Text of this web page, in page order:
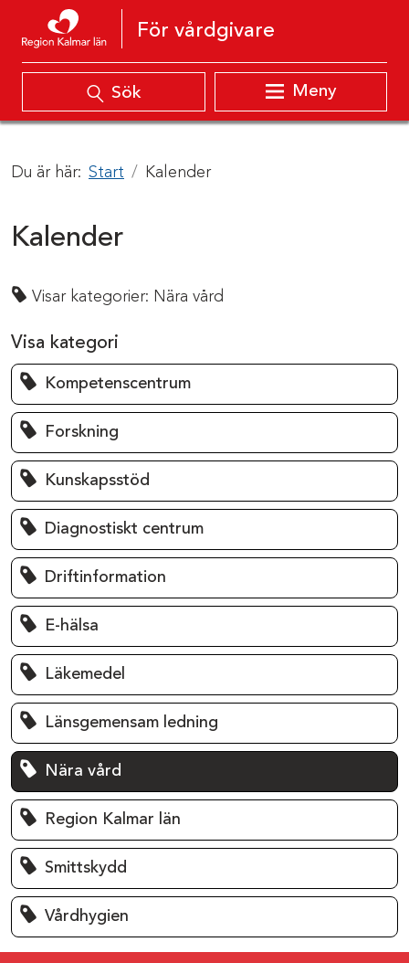
Hoppa till innehåll
För vårdgivare
Sök Meny
Du är här: Start Kalender
Kalender
Visar kategorier: Nära vård
Visa kategori
Kompetenscentrum
Forskning
Kunskapsstöd
Diagnostiskt centrum
Driftinformation
E-hälsa
Läkemedel
Länsgemensam ledning
Nära vård
Region Kalmar län
Smittskydd
Vårdhygien